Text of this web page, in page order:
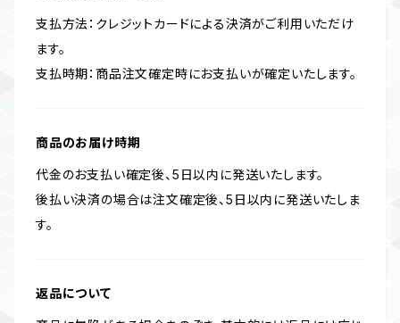
支払方法：クレジットカードによる決済がご利用いただけ
ます。
支払時期：商品注文確定時にお支払いが確定いたします。
商品のお届け時期
代金のお支払い確定後、5日以内に発送いたします。
後払い決済の場合は注文確定後、5日以内に発送いたしま
す。
返品について